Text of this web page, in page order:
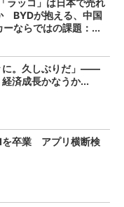
ラッコ」は日本で売れ
BYDが抱える、中国
ーならではの課題：...
に。久しぶりだ」――
済成長かなうか...
を卒業 アプリ横断検